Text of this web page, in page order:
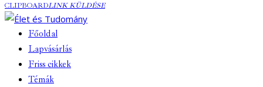
CLIPBOARDLINK KÜLDÉSE
Főoldal
Lapvásárlás
Friss cikkek
Témák